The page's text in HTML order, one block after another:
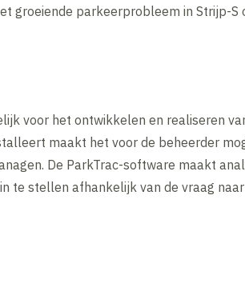
groeiende parkeerprobleem in Strijp-S
voor het ontwikkelen en realiseren
maakt het voor de beheerder
De ParkTrac-software maakt
te stellen afhankelijk van de vraag